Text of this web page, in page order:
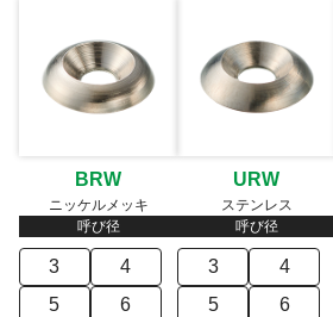
BRW
ニッケルメッキ
呼び径
3
4
5
6
URW
ステンレス
呼び径
3
4
5
6